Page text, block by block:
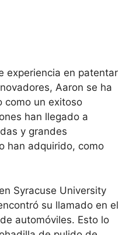
experiencia en patentar
Aaron se ha
como un exitoso
han llegado a
y grandes
han adquirido, como
Syracuse University
su llamado en el
automóviles. Esto lo